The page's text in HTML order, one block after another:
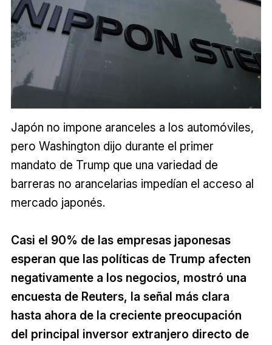
Japón no impone aranceles a los automóviles,
pero Washington dijo durante el primer
mandato de Trump que una variedad de
barreras no arancelarias impedían el acceso al
mercado japonés.
Casi el 90% de las empresas japonesas
esperan que las políticas de Trump afecten
negativamente a los negocios, mostró una
encuesta de Reuters, la señal más clara
hasta ahora de la creciente preocupación
del principal inversor extranjero directo de